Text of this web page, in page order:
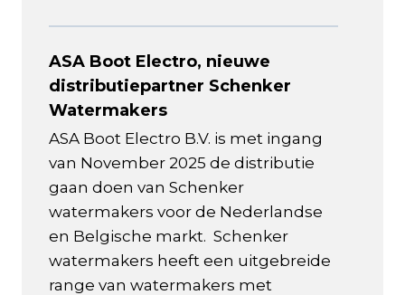
ASA Boot Electro, nieuwe
distributiepartner Schenker
Watermakers
ASA Boot Electro B.V. is met ingang
van November 2025 de distributie
gaan doen van Schenker
watermakers voor de Nederlandse
en Belgische markt. Schenker
watermakers heeft een uitgebreide
range van watermakers met